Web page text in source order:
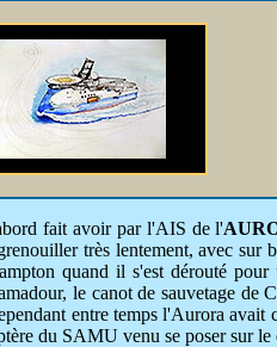
fait avoir par l'AIS de l'
très lentement, avec sur
quand il s'est dérouté
le canot de sauvetage de
entre temps l'Aurora avait
du SAMU venu se poser sur le